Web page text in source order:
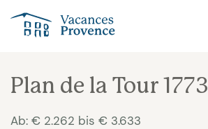
Plan de la Tour 1773
Ab: € 2.262 bis € 3.633